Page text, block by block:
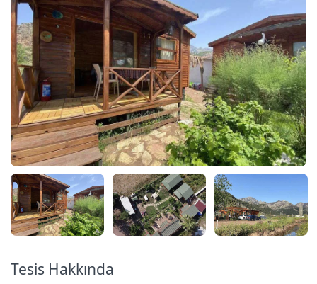
Tesis Hakkında